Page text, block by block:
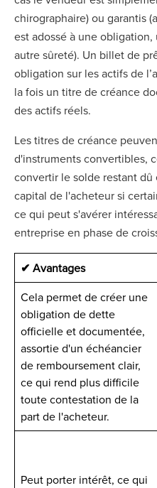
chirographaire) ou garantis
est adossé à une
autre sûreté). Un billet de
obligation sur les actifs de
la fois un titre de créance
des actifs réels.
Les titres de créance
d'instruments convertibles,
convertir le solde restant
capital de l'acheteur si
ce qui peut s'avérer
entreprise en phase de
✔ Avantages
Cela permet de créer une
obligation de dette
officielle et documentée,
assortie d'un échéancier
de remboursement clair,
ce qui rend plus difficile
toute contestation de la
part de l'acheteur.
Peut porter intérêt, ce qui